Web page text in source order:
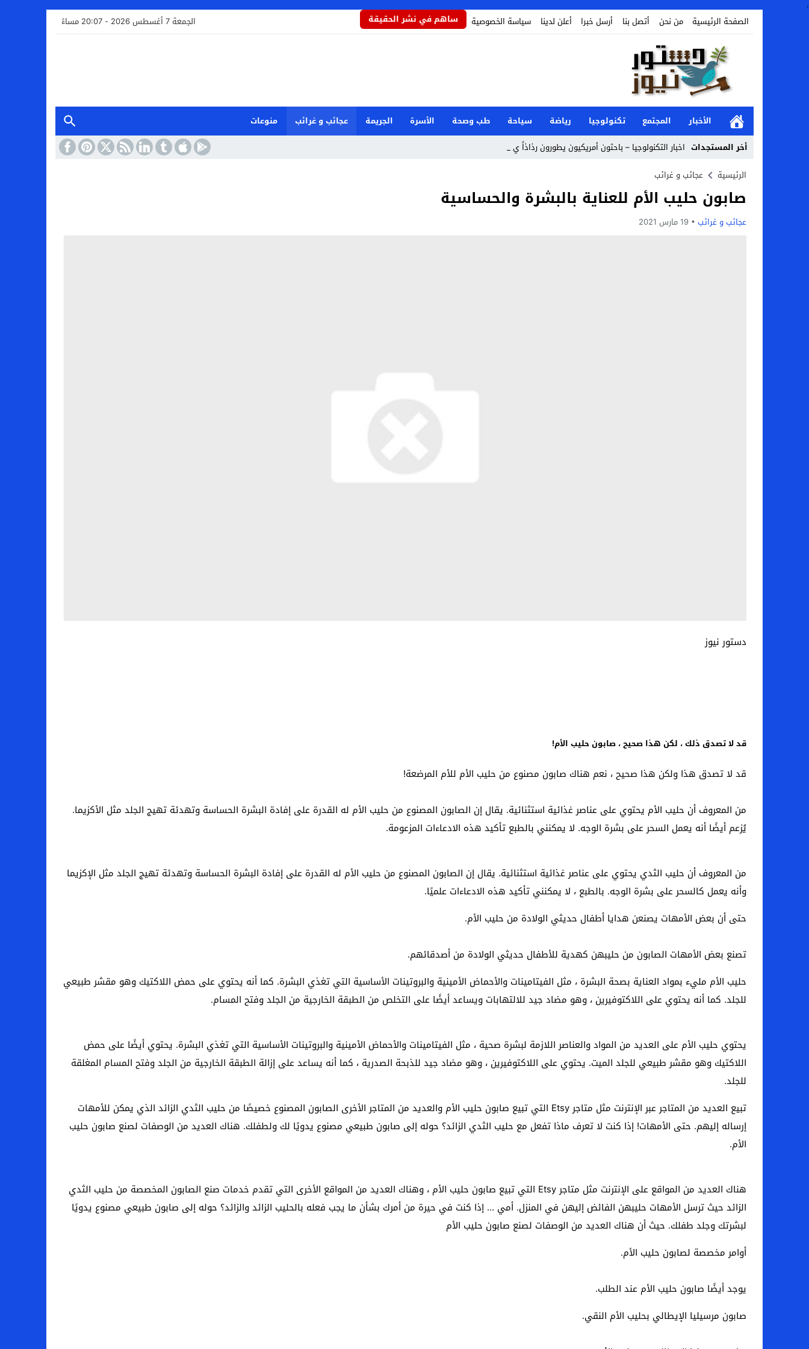
.
الصفحة الرئيسية
من نحن أتصل بنا أرسل خبرا أعلن لدينا سياسة الخصوصية ساهم في نشر الحقيقة الجمعة 7 أغسطس 2026 - 20:07 مساءً
الأخبار المجتمع تكنولوجيا رياضة سياحة طب وصحة الأسرة الجريمة عجائب و غرائب
منوعات
أخر المستجدات اخبار التكنولوجيا – باحثون أمريكيون يطورون رذاذاً يحمي المحا_
Stop
Previous
Next
الرئيسية عجائب و غرائب
صابون حليب الأم للعناية بالبشرة والحساسية
عجائب و غرائب 19 مارس 2021
دستور نيوز
قد لا تصدق ذلك ، لكن هذا صحيح ، صابون حليب الأم!
قد لا تصدق هذا ولكن هذا صحيح ، نعم هناك صابون مصنوع من حليب الأم للأم المرضعة!
من المعروف أن حليب الأم يحتوي على عناصر غذائية استثنائية. يقال إن الصابون المصنوع من حليب الأم له القدرة على إفادة البشرة الحساسة وتهدئة تهيج الجلد مثل الأكزيما.
يُزعم أيضًا أنه يعمل السحر على بشرة الوجه. لا يمكنني بالطبع تأكيد هذه الادعاءات المزعومة.
من المعروف أن حليب الثدي يحتوي على عناصر غذائية استثنائية. يقال إن الصابون المصنوع من حليب الأم له القدرة على إفادة البشرة الحساسة وتهدئة تهيج الجلد مثل الإكزيما
وأنه يعمل كالسحر على بشرة الوجه. بالطبع ، لا يمكنني تأكيد هذه الادعاءات علميًا.
حتى أن بعض الأمهات يصنعن هدايا أطفال حديثي الولادة من حليب الأم.
تصنع بعض الأمهات الصابون من حليبهن كهدية للأطفال حديثي الولادة من أصدقائهم.
حليب الأم مليء بمواد العناية بصحة البشرة ، مثل الفيتامينات والأحماض الأمينية والبروتينات الأساسية التي تغذي البشرة. كما أنه يحتوي على حمض اللاكتيك وهو مقشر طبيعي
للجلد. كما أنه يحتوي على اللاكتوفيرين ، وهو مضاد جيد للالتهابات ويساعد أيضًا على التخلص من الطبقة الخارجية من الجلد وفتح المسام.
يحتوي حليب الأم على العديد من المواد والعناصر اللازمة لبشرة صحية ، مثل الفيتامينات والأحماض الأمينية والبروتينات الأساسية التي تغذي البشرة. يحتوي أيضًا على حمض
اللاكتيك وهو مقشر طبيعي للجلد الميت. يحتوي على اللاكتوفيرين ، وهو مضاد جيد للذبحة الصدرية ، كما أنه يساعد على إزالة الطبقة الخارجية من الجلد وفتح المسام المغلقة
للجلد.
تبيع العديد من المتاجر عبر الإنترنت مثل متاجر Etsy التي تبيع صابون حليب الأم والعديد من المتاجر الأخرى الصابون المصنوع خصيصًا من حليب الثدي الزائد الذي يمكن للأمهات
إرساله إليهم. حتى الأمهات! إذا كنت لا تعرف ماذا تفعل مع حليب الثدي الزائد؟ حوله إلى صابون طبيعي مصنوع يدويًا لك ولطفلك. هناك العديد من الوصفات لصنع صابون حليب
الأم.
هناك العديد من المواقع على الإنترنت مثل متاجر Etsy التي تبيع صابون حليب الأم ، وهناك العديد من المواقع الأخرى التي تقدم خدمات صنع الصابون المخصصة من حليب الثدي
الزائد حيث ترسل الأمهات حليبهن الفائض إليهن في المنزل. أمي … إذا كنت في حيرة من أمرك بشأن ما يجب فعله بالحليب الزائد والزائد؟ حوله إلى صابون طبيعي مصنوع يدويًا
لبشرتك وجلد طفلك. حيث أن هناك العديد من الوصفات لصنع صابون حليب الأم
أوامر مخصصة لصابون حليب الأم.
يوجد أيضًا صابون حليب الأم عند الطلب.
صابون مرسيليا الإيطالي بحليب الأم النقي.